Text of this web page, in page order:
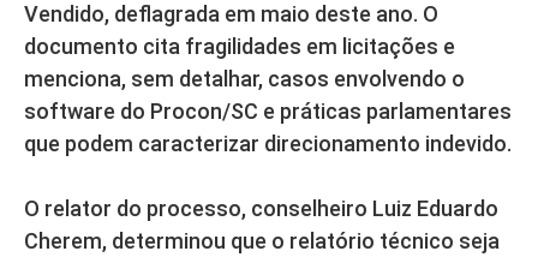
Vendido, deflagrada em maio deste ano. O
documento cita fragilidades em licitações e
menciona, sem detalhar, casos envolvendo o
software do Procon/SC e práticas parlamentares
que podem caracterizar direcionamento indevido.
O relator do processo, conselheiro Luiz Eduardo
Cherem, determinou que o relatório técnico seja